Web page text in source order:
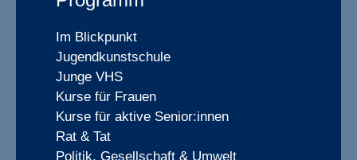
Im Blickpunkt
Jugendkunstschule
Junge VHS
Kurse für Frauen
Kurse für aktive Senior:innen
Rat & Tat
Politik, Gesellschaft & Umwelt